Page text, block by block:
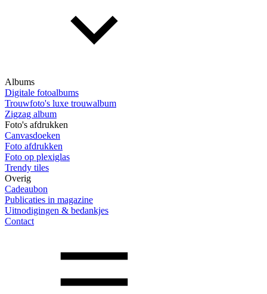
Albums
Digitale fotoalbums
Trouwfoto's luxe trouwalbum
Zigzag album
Foto's afdrukken
Canvasdoeken
Foto afdrukken
Foto op plexiglas
Trendy tiles
Overig
Cadeaubon
Publicaties in magazine
Uitnodigingen & bedankjes
Contact